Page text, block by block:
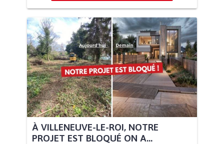
À VILLENEUVE-LE-ROI, NOTRE
PROJET EST BLOQUÉ ON A...